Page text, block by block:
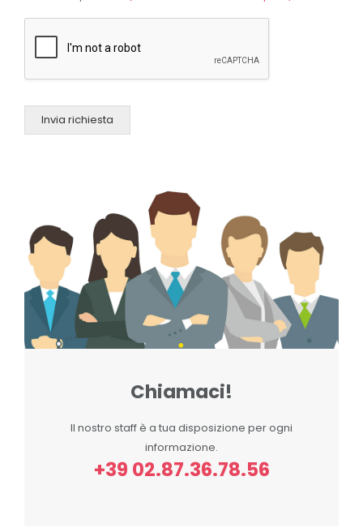
Invia richiesta
Chiamaci!
Il nostro staff è a tua disposizione per ogni
informazione.
+39 02.87.36.78.56